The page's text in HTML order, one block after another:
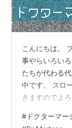
こんにちは。
事やらいろい
たちが代わる
中です。 スロ
きますのでよ
ーツを買って
# ドクターマー